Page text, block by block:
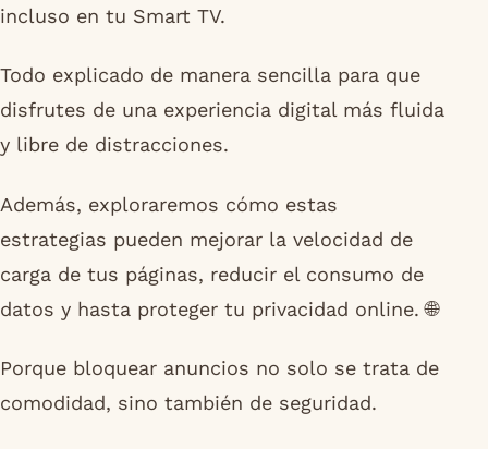
incluso en tu Smart TV.
Todo explicado de manera sencilla para que
disfrutes de una experiencia digital más fluida
y libre de distracciones.
Además, exploraremos cómo estas
estrategias pueden mejorar la velocidad de
carga de tus páginas, reducir el consumo de
datos y hasta proteger tu privacidad online. 🌐
Porque bloquear anuncios no solo se trata de
comodidad, sino también de seguridad.